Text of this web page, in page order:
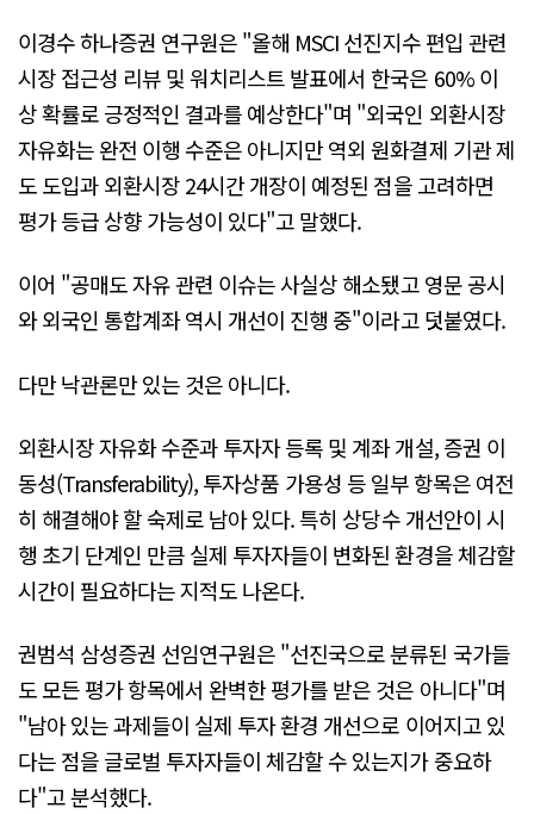
이경수 하나증권 연구원은 "올해 MSCI 선진지수 편입 관련
시장 접근성 리뷰 및 워치리스트 발표에서 한국은 60% 이
상 확률로 긍정적인 결과를 예상한다"며 "외국인 외환시장
자유화는 완전 이행 수준은 아니지만 역외 원화결제 기관 제
도 도입과 외환시장 24시간 개장이 예정된 점을 고려하면
평가 등급 상향 가능성이 있다"고 말했다.
이어 "공매도 자유 관련 이슈는 사실상 해소됐고 영문 공시
와 외국인 통합계좌 역시 개선이 진행 중"이라고 덧붙였다.
다만 낙관론만 있는 것은 아니다.
외환시장 자유화 수준과 투자자 등록 및 계좌 개설, 증권 이
동성(Transferability), 투자상품 가용성 등 일부 항목은 여전
히 해결해야 할 숙제로 남아 있다. 특히 상당수 개선안이 시
행 초기 단계인 만큼 실제 투자자들이 변화된 환경을 체감할
시간이 필요하다는 지적도 나온다.
권범석 삼성증권 선임연구원은 "선진국으로 분류된 국가들
도 모든 평가 항목에서 완벽한 평가를 받은 것은 아니다"며
"남아 있는 과제들이 실제 투자 환경 개선으로 이어지고 있
다는 점을 글로벌 투자자들이 체감할 수 있는지가 중요하
다"고 분석했다.